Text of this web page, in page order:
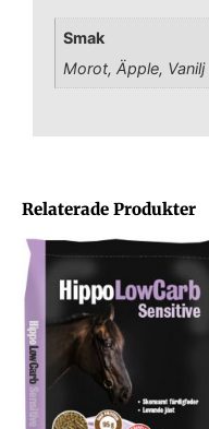
Smak
Morot, Äpple, Vanilj
Relaterade Produkter